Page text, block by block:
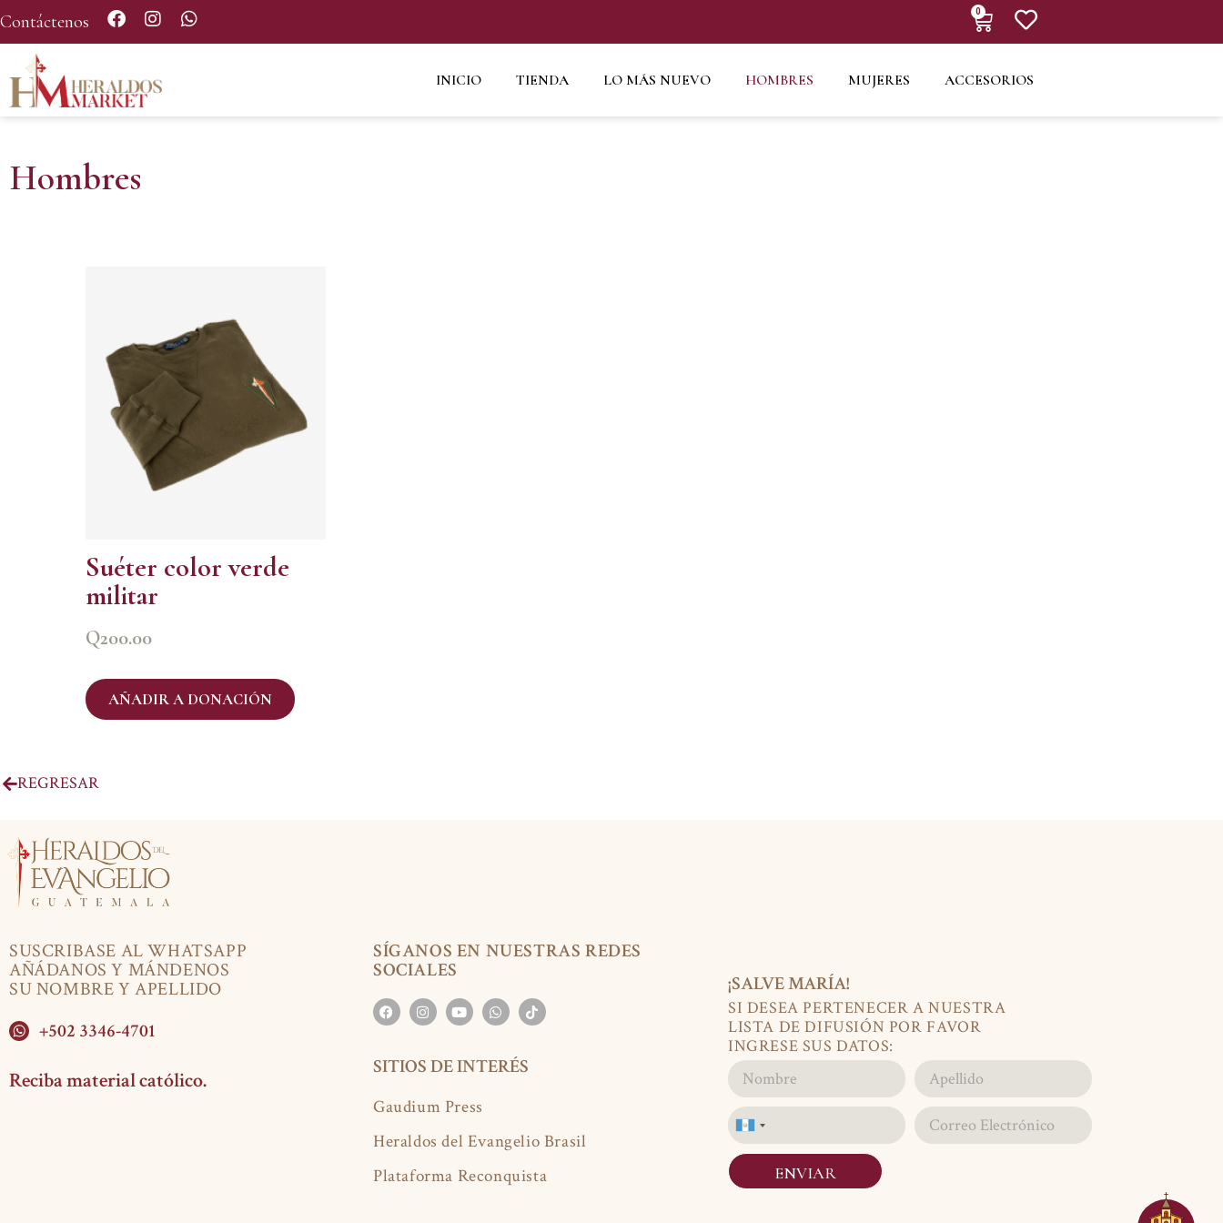
Contáctenos 0
INICIO TIENDA LO MÁS NUEVO HOMBRES MUJERES ACCESORIOS
Hombres
Suéter color verde
militar
Q200.00
AÑADIR A DONACIÓN
REGRESAR
SUSCRIBASE AL WHATSAPP
AÑÁDANOS Y MÁNDENOS
SU NOMBRE Y APELLIDO
+502 3346-4701
Reciba material católico.
SÍGANOS EN NUESTRAS REDES
SOCIALES
SITIOS DE INTERÉS
Gaudium Press
Heraldos del Evangelio Brasil
Plataforma Reconquista
¡SALVE MARÍA!
SI DESEA PERTENECER A NUESTRA
LISTA DE DIFUSIÓN POR FAVOR
INGRESE SUS DATOS:
Guatemala
+502
ENVIAR